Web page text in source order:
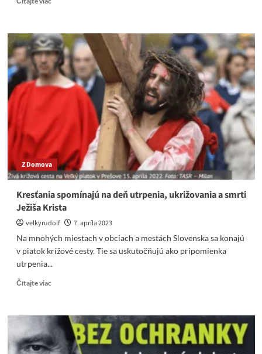
VIDEO
Odvolaný
minister
Naď:
Ja
som
vlastenec,
ľuďom
z
tohto
nabehnú
zimomriavky!
Z Domova
Kresťania spomínajú na deň utrpenia, ukrižovania a smrti
Ježiša Krista
velkyrudolf
7. apríla 2023
Na mnohých miestach v obciach a mestách Slovenska sa konajú
v piatok krížové cesty. Tie sa uskutočňujú ako pripomienka
utrpenia...
Čítajte viacRead
Kresťania
spomínajú
na
deň